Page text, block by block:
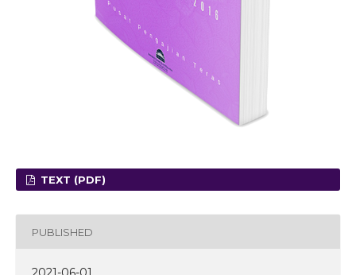
TEXT (PDF)
PUBLISHED